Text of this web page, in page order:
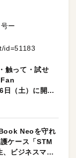
ー
id=51183
触って・試せ
（土）に開催
Neoを守れ
ケース「STM
ビジネスマン